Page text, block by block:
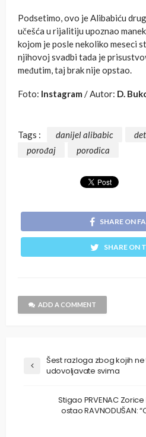
Podsetimo, ovo je Alibabiću
učešća u rijalitiju upoznao
kojom je posle nekoliko meseci
njihovoj svadbi tada je
međutim, taj brak nije opstao.
Foto: Instagram / Autor: D.
Tags : danijel alibabic
porođaj
porodica
SHARE ON
SHARE ON
ADD A COMMENT
Šest razloga zbog kojih
udovoljavate svima
Stigao PRVENAC
ostao RAVNODUŠAN: